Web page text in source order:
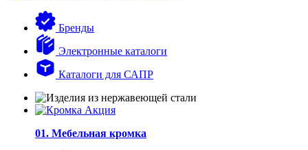
Бренды
Электронные каталоги
Каталоги для САПР
01. Мебельная кромка